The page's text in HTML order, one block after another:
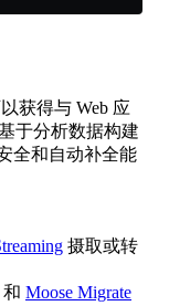
获得与 Web 应
于分析数据构建
全和自动补全能
摄取或转
和 Moose Migrate